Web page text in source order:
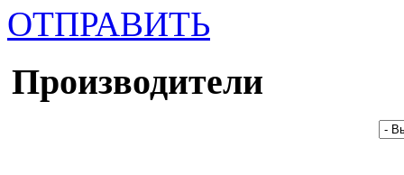
ОТПРАВИТЬ
Производители